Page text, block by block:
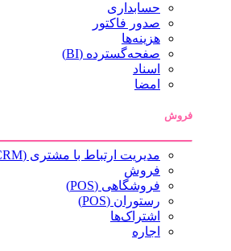
حسابداری
صدور فاکتور
هزینه‌ها
صفحه‌گسترده (BI)
اسناد
امضا
فروش
مدیریت ارتباط با مشتری (CRM)
فروش
فروشگاهی (POS)
رستوران (POS)
اشتراک‌ها
اجاره